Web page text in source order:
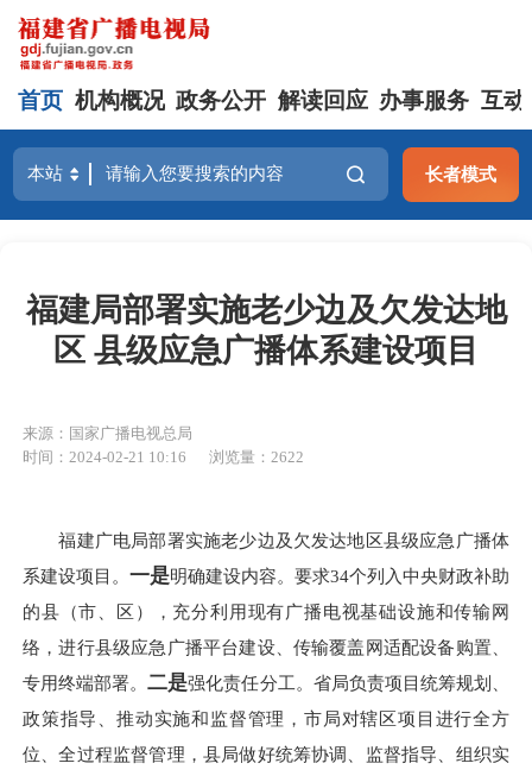
首页 机构概况 政务公开 解读回应 办事服务 互动
长者模式
福建局部署实施老少边及欠发达地
区 县级应急广播体系建设项目
来源：国家广播电视总局
时间：2024-02-21 10:16
浏览量：2622
福建广电局部署实施老少边及欠发达地区县级应急广播体
系建设项目。 一是明确建设内容。要求34个列入中央财政补助
的县（市、区），充分利用现有广播电视基础设施和传输网
络，进行县级应急广播平台建设、传输覆盖网适配设备购置、
专用终端部署。二是强化责任分工。省局负责项目统筹规划、
政策指导、推动实施和监督管理，市局对辖区项目进行全方
位、全过程监督管理，县局做好统筹协调、监督指导、组织实